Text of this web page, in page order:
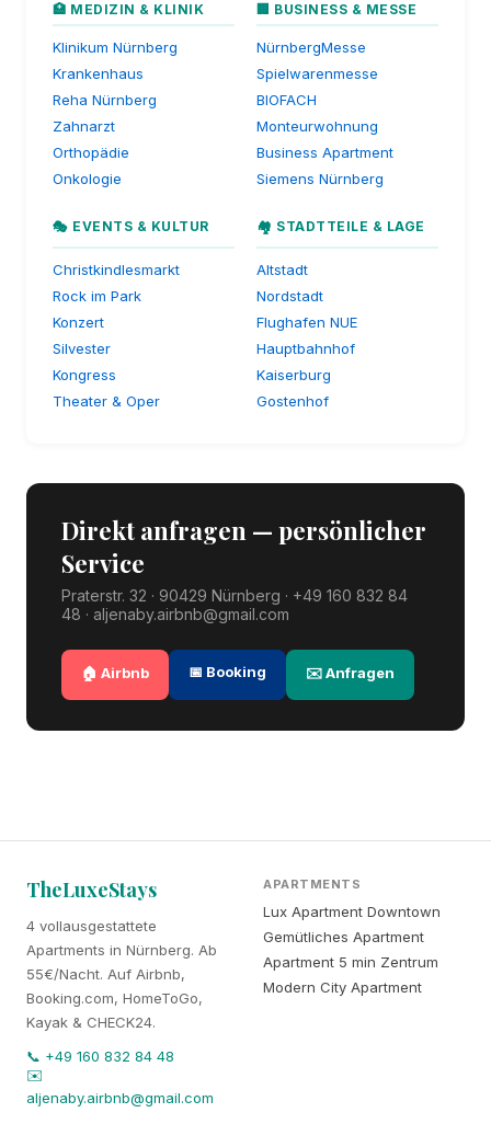
🏥 MEDIZIN & KLINIK
Klinikum Nürnberg
Krankenhaus
Reha Nürnberg
Zahnarzt
Orthopädie
Onkologie
🏢 BUSINESS & MESSE
NürnbergMesse
Spielwarenmesse
BIOFACH
Monteurwohnung
Business Apartment
Siemens Nürnberg
🎭 EVENTS & KULTUR
Christkindlesmarkt
Rock im Park
Konzert
Silvester
Kongress
Theater & Oper
🏘️ STADTTEILE & LAGE
Altstadt
Nordstadt
Flughafen NUE
Hauptbahnhof
Kaiserburg
Gostenhof
Direkt anfragen — persönlicher
Service
Praterstr. 32 · 90429 Nürnberg · +49 160 832 84
48 · aljenaby.airbnb@gmail.com
🏠 Airbnb 📅 Booking ✉️ Anfragen
TheLuxeStays
4 vollausgestattete
Apartments in Nürnberg. Ab
55€/Nacht. Auf Airbnb,
Booking.com, HomeToGo,
Kayak & CHECK24.
📞 +49 160 832 84 48
✉️
aljenaby.airbnb@gmail.com
APARTMENTS
Lux Apartment Downtown
Gemütliches Apartment
Apartment 5 min Zentrum
Modern City Apartment